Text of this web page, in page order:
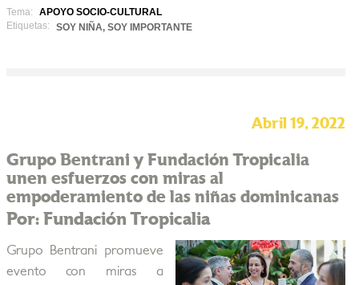
Tema:
APOYO SOCIO-CULTURAL
Etiquetas:
SOY NIÑA, SOY IMPORTANTE
Abril 19, 2022
Grupo Bentrani y Fundación Tropicalia
unen esfuerzos con miras al
empoderamiento de las niñas dominicanas
Por: Fundación Tropicalia
Grupo Bentrani promueve
evento con miras a